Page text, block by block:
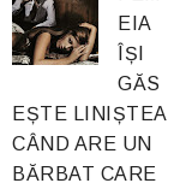
EIA
ÎȘI
GĂS
EȘTE LINIȘTEA
CÂND ARE UN
BĂRBAT CARE